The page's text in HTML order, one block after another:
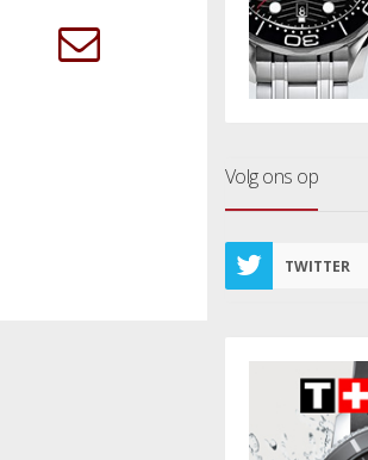
Volg ons op
TWITTER